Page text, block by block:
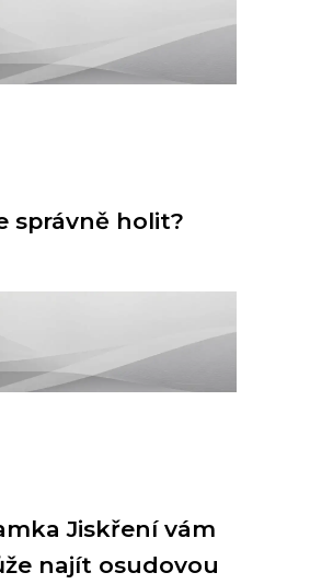
správně holit?
Jiskření vám
najít osudovou